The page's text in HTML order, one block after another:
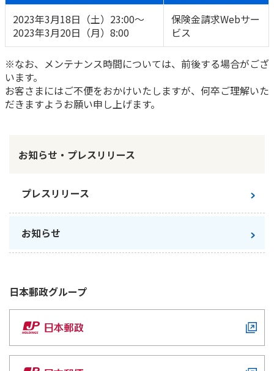
ログイン
ご契約内容の確認
各種サービス・お知らせ
かんぽプラチナライフサービス
ご契約のしおり・約款（Web約款）
お問い合わせ
保険の探し方のポイント
保険かんたん診断
これからのライフイベントでかかる費用とは？
ご契約手続きの流れ
お問い合わせ
子育て
ライフプラン
健康情報
すこやか健康ラボ
ラジオ体操・みんなの体操
ラジオ体操ポータルサイト
財務情報
株主・投資家のみなさまへ
日本郵政グループとしての取り組み
採用情報
CM・オウンドメディア／ソーシャルメディア
かんぽブランド
かんぽ生命のサステナビリティ
お客さまの声／お客さまサービス向上の取組み
採用情報
English
2023年3月18日（土）23:00～
2023年3月20日（月）8:00
保険金請求Webサー
ビス
※なお、メンテナンス時間については、前後する場合がござ
います。
お客さまにはご不便をおかけいたしますが、何卒ご理解いた
だきますようお願い申し上げます。
お知らせ・プレスリリース
プレスリリース
お知らせ
日本郵政グループ